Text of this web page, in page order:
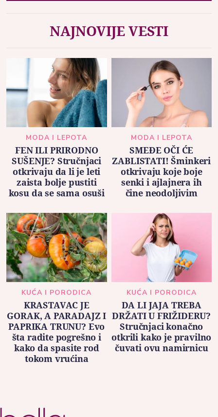
NAJNOVIJE VESTI
MODA I LEPOTA
FEN ILI PRIRODNO
SUŠENJE? Stručnjaci
otkrivaju da li je leti
zaista bolje pustiti
kosu da se sama osuši
MODA I LEPOTA
SMEĐE OČI ĆE
ZABLISTATI! Šminkeri
otkrivaju koje boje
senki i ajlajnera ih
čine neodoljivim
KUĆA I PORODICA
KRASTAVAC JE
GORAK, A PARADAJZ I
PAPRIKA TRUNU? Evo
šta radite pogrešno i
kako da spasite rod
tokom vrućina
KUĆA I PORODICA
DA LI JAJA TREBA
DRŽATI U FRIŽIDERU?
Stručnjaci konačno
otkrili kako je pravilno
čuvati ovu namirnicu